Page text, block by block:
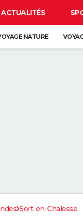
ACTUALITÉS
NATURE
Sort-en-Chalosse